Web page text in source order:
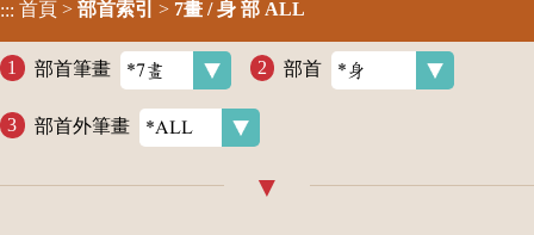
::: 首頁 > 部首索引 > 7畫 / 身 部 ALL
部首筆畫 部首
部首外筆畫